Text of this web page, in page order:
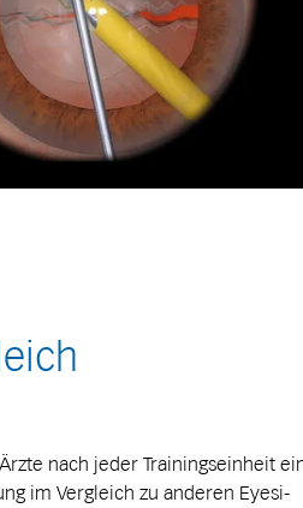
nach jeder Trainingseinheit
im Vergleich zu anderen Eyesi-